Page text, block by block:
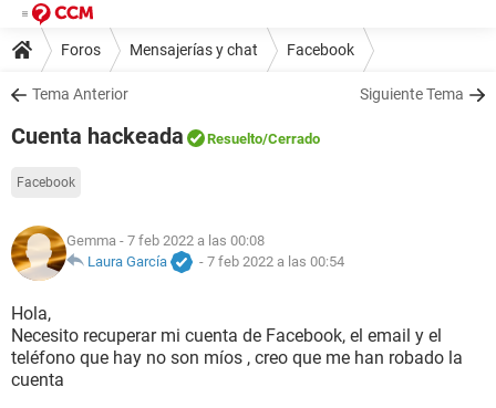
Foros Mensajerías y chat Facebook
Tema Anterior Siguiente Tema
Cuenta hackeada Resuelto/Cerrado
Facebook
Gemma - 7 feb 2022 a las 00:08
Laura García
- 7 feb 2022 a las 00:54
Hola,
Necesito recuperar mi cuenta de Facebook, el email y el
teléfono que hay no son míos , creo que me han robado la
cuenta